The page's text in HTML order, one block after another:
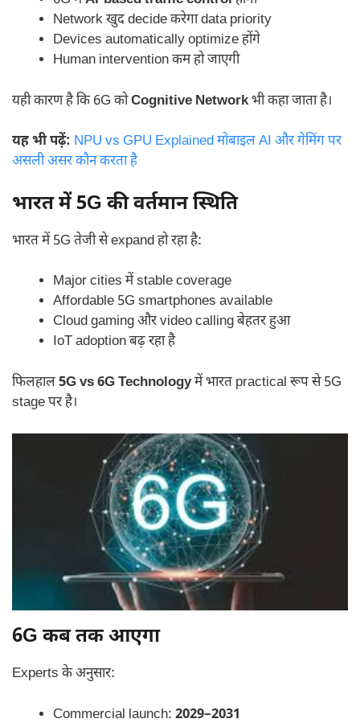
Network खुद decide करेगा data priority
Devices automatically optimize होंगे
Human intervention कम हो जाएगी
यही कारण है कि 6G कोCognitive Networkभी कहा जाता है।
यह भी पढ़ें: NPU vs GPU Explained मोबाइल AI और गेमिंग पर
असली असर कौन करता है
भारत में 5G की वर्तमान स्थिति
भारत में 5G तेजी से expand हो रहा है:
Major cities में stable coverage
Affordable 5G smartphones available
Cloud gaming और video calling बेहतर हुआ
IoT adoption बढ़ रहा है
फिलहाल5G vs 6G Technologyमें भारत practical रूप से 5G
stage पर है।
6G कब तक आएगा
Experts के अनुसार:
Commercial launch: 2029–2031